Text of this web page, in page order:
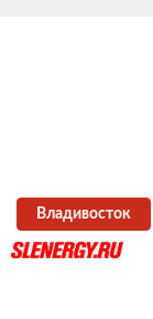
Владивосток